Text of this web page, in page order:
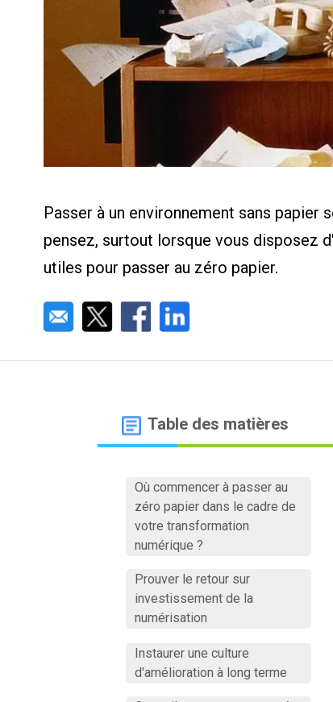
Passer à un environnement sans
pensez, surtout lorsque vous disposez
utiles pour passer au zéro papier.
Table des matières
Où commencer à passer au
zéro papier dans le cadre de
votre transformation
numérique ?
Prouver le retour sur
investissement de la
numérisation
Instaurer une culture
d'amélioration à long terme